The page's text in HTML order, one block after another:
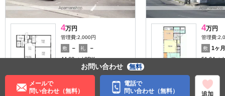
4万円
管理費:2,000円
敷 － 礼
－
44.62㎡
2DK
弘前駅 徒歩48分
青森県弘前市大字安原３丁
4万円
管理費
敷
1ヶ月
51.64㎡
青森県弘
女性安心 料理が楽
お問い合わせ 無料
メールで
問い合わせ（無料）
電話で
問い合わせ（無料）
追加